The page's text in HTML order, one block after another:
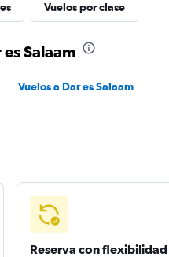
Vuelos por clase
Salaam
Vuelos a Dar es Salaam
Reserva con flexibilidad